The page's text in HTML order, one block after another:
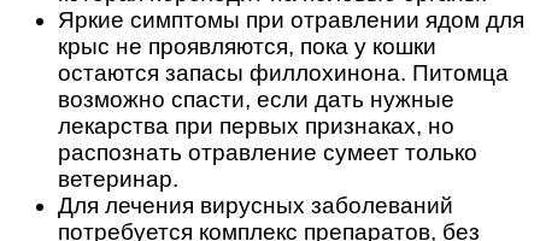
Яркие симптомы при отравлении ядом для
крыс не проявляются, пока у кошки
остаются запасы филлохинона. Питомца
возможно спасти, если дать нужные
лекарства при первых признаках, но
распознать отравление сумеет только
ветеринар.
Для лечения вирусных заболеваний
потребуется комплекс препаратов, без